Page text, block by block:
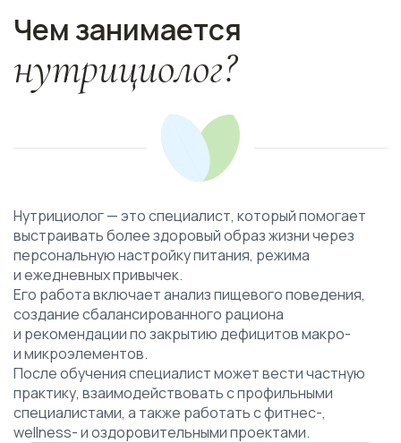
Чем занимается
нутрициолог?
Нутрициолог — это специалист, который помогает
выстраивать более здоровый образ жизни через
персональную настройку питания, режима
и ежедневных привычек.
Его работа включает анализ пищевого поведения,
создание сбалансированного рациона
и рекомендации по закрытию дефицитов макро-
и микроэлементов.
После обучения специалист может вести частную
практику, взаимодействовать с профильными
специалистами, а также работать с фитнес-,
wellness- и оздоровительными проектами.